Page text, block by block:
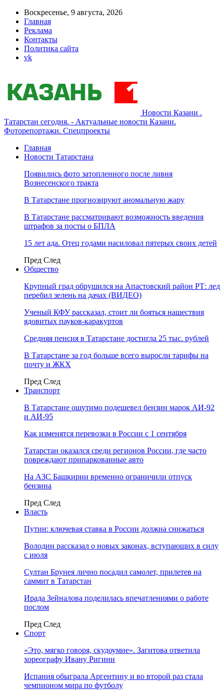
Воскресенье, 9 августа, 2026
Главная
Реклама
Контакты
Политика сайта
vk
Новости Казани .
Татарстан сегодня. - Актуальные новости Казани.
Фоторепортажи. Спецпроекты
Главная
Новости Татарстана
Появились фото затопленного после ливня
Вознесенского тракта
В Татарстане прогнозируют аномальную жару
В Татарстане рассматривают возможность введения
штрафов за посты о БПЛА
15 лет ада. Отец годами насиловал пятерых своих детей
Пред След
Общество
Крупный град обрушился на Апастовский район РТ: лед
перебил зелень на дачах (ВИДЕО)
Ученый КФУ рассказал, стоит ли бояться нашествия
ядовитых пауков-каракуртов
Средняя пенсия в Татарстане достигла 25 тыс. рублей
В Татарстане за год больше всего выросли тарифы на
почту и ЖКХ
Пред След
Транспорт
В Татарстане ощутимо подешевел бензин марок АИ-92
и АИ-95
Как изменятся перевозки в России с 1 сентября
Татарстан оказался среди регионов России, где часто
повреждают припаркованные авто
На АЗС Башкирии временно ограничили отпуск
бензина
Пред След
Власть
Путин: ключевая ставка в России должна снижаться
Володин рассказал о новых законах, вступающих в силу
с июля
Султан Брунея лично посадил самолет, прилетев на
саммит в Татарстан
Ирада Зейналова поделилась впечатлениями о работе
послом
Пред След
Спорт
«Это, мягко говоря, скудоумие». Загитова ответила
хореографу Ивану Ригини
Испания обыграла Аргентину и во второй раз стала
чемпионом мира по футболу